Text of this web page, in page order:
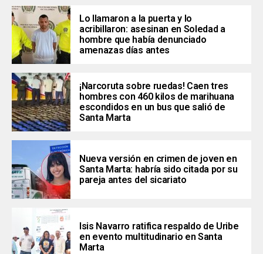
Lo llamaron a la puerta y lo
acribillaron: asesinan en Soledad a
hombre que había denunciado
amenazas días antes
¡Narcoruta sobre ruedas! Caen tres
hombres con 460 kilos de marihuana
escondidos en un bus que salió de
Santa Marta
Nueva versión en crimen de joven en
Santa Marta: habría sido citada por su
pareja antes del sicariato
Isis Navarro ratifica respaldo de Uribe
en evento multitudinario en Santa
Marta